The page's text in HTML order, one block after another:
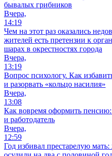
бывалых грибников
Вчера,
14:19
Чем на этот раз оказались
жителей есть претензии к
шарах в окрестностях города
Вчера,
13:19
Вопрос психологу. Как
и разорвать «кольцо насилия»
Вчера,
13:08
Как вовремя оформить
и работодатель
Вчера,
12:59
Год избивал престарелую